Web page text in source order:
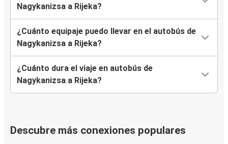
Nagykanizsa a Rijeka?
¿Cuánto equipaje puedo llevar en el autobús de
Nagykanizsa a Rijeka?
¿Cuánto dura el viaje en autobús de
Nagykanizsa a Rijeka?
Descubre más conexiones populares